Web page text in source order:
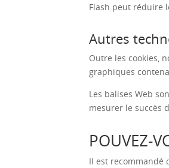
Flash peut réduire
Autres
Outre les cookies,
graphiques
Les balises Web
mesurer le succès
POUVEZ-
Il est recommandé